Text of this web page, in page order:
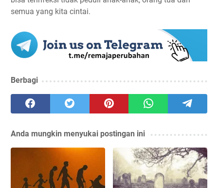
semua yang kita cintai.
Berbagi
Anda mungkin menyukai postingan ini